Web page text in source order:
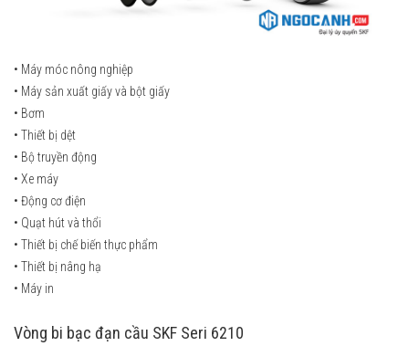
• Máy móc nông nghiệp
• Máy sản xuất giấy và bột giấy
• Bơm
• Thiết bị dệt
• Bộ truyền động
• Xe máy
• Động cơ điện
• Quạt hút và thổi
• Thiết bị chế biến thực phẩm
• Thiết bị nâng hạ
• Máy in
Vòng bi bạc đạn cầu SKF Seri 6210